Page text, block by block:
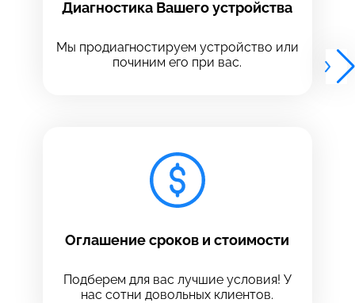
Диагностика Вашего устройства
Мы продиагностируем устройство или
починим его при вас.
Оглашение сроков и стоимости
Подберем для вас лучшие условия! У
нас сотни довольных клиентов.
Выберите адрес сервиса, в который хотите
Выберите адрес сервиса, в который хотите